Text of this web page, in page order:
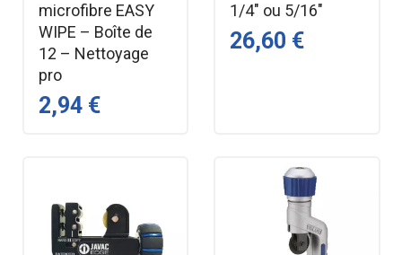
microfibre EASY
WIPE – Boîte de
12 – Nettoyage
pro
2,94 €
1/4" ou 5/16"
26,60 €